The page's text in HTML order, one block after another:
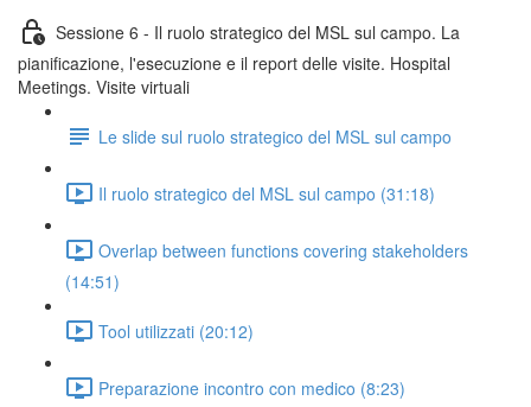
Sessione 6 - Il ruolo strategico del MSL sul campo. La
pianificazione, l'esecuzione e il report delle visite. Hospital
Meetings. Visite virtuali
Le slide sul ruolo strategico del MSL sul campo
Il ruolo strategico del MSL sul campo (31:18)
Overlap between functions covering stakeholders
(14:51)
Tool utilizzati (20:12)
Preparazione incontro con medico (8:23)